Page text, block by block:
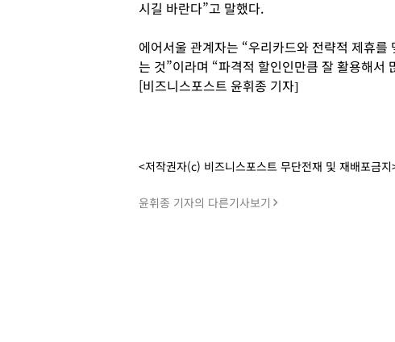
시길 바란다”고 말했다.
에어서울 관계자는 “우리카드와 전략적 제휴
는 것”이라며 “파격적 할인인만큼 잘 활용해서
[비즈니스포스트 윤휘종 기자]
<저작권자(c) 비즈니스포스트 무단전재 및 재배포금지
윤휘종 기자의 다른기사보기